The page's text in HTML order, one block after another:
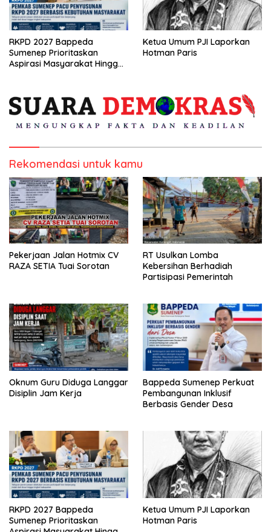
RKPD 2027 Bappeda
Sumenep Prioritaskan
Aspirasi Masyarakat Hingga
Ketua Umum PJI Laporkan
Hotman Paris
Rekomendasi untuk kamu
Pekerjaan Jalan Hotmix CV
RAZA SETIA Tuai Sorotan
RT Usulkan Lomba
Kebersihan Berhadiah
Partisipasi Pemerintah
Oknum Guru Diduga Langgar
Disiplin Jam Kerja
Bappeda Sumenep Perkuat
Pembangunan Inklusif
Berbasis Gender Desa
RKPD 2027 Bappeda
Sumenep Prioritaskan
Ketua Umum PJI Laporkan
Hotman Paris